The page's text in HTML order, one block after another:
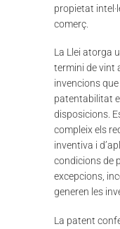
propietat
comerç.
La Llei atorga
termini de vint
invencions
patentabilitat
disposicions.
compleix els
inventiva i
condicions de
excepcions,
generen les
La patent